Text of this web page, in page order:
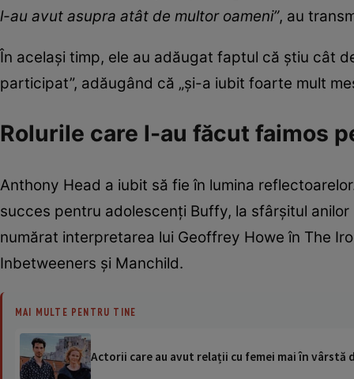
l-au avut asupra atât de multor oameni”, au
În același timp, ele au adăugat faptul că știu cât
participat”, adăugând că „și-a iubit foarte mult
Rolurile care l-au făcut faimos
Anthony Head a iubit să fie în lumina
succes pentru adolescenți Buffy, la sfârșitul
numărat interpretarea lui Geoffrey Howe în The
Inbetweeners și Manchild.
MAI MULTE PENTRU TINE
Actorii care au avut relații cu femei mai în vârstă